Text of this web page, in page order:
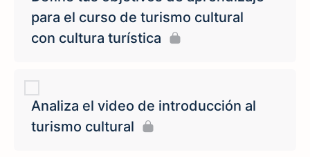
para el curso de turismo cultural
con cultura turística
Analiza el video de introducción al
turismo cultural